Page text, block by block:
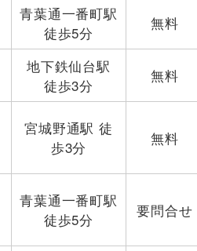
青葉通一番町駅
徒歩5分
無料
地下鉄仙台駅
徒歩3分
無料
宮城野通駅 徒
歩3分
無料
青葉通一番町駅
徒歩5分
要問合せ